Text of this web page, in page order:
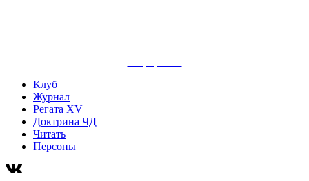
Клуб
Журнал
Регата XV
Доктрина ЧД
Читать
Персоны